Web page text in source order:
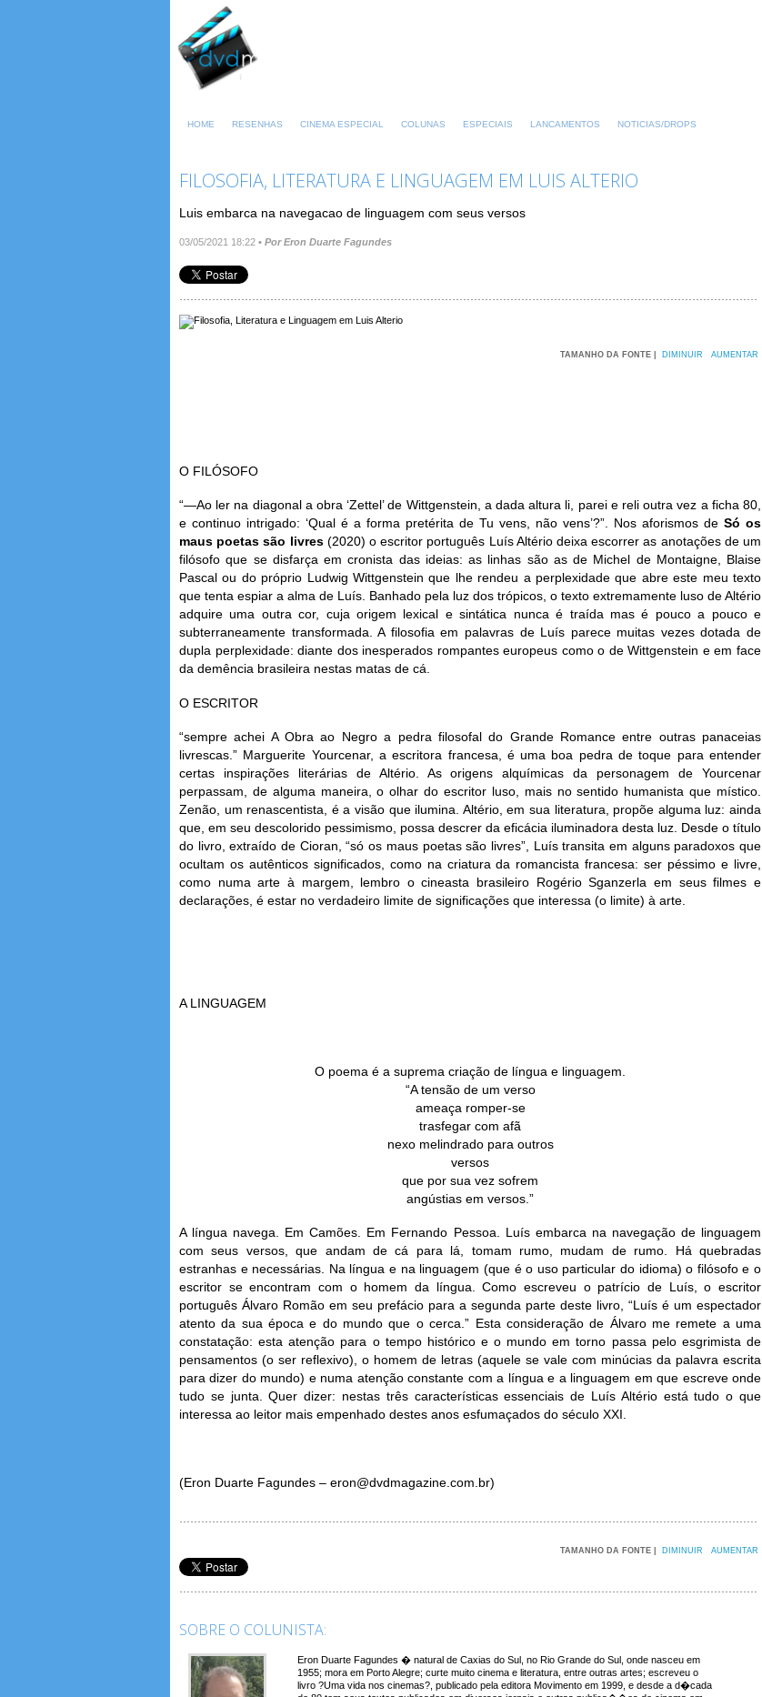
HOME RESENHAS CINEMA ESPECIAL COLUNAS ESPECIAIS LANCAMENTOS NOTICIAS/DROPS
FILOSOFIA, LITERATURA E LINGUAGEM EM LUIS ALTERIO
Luis embarca na navegacao de linguagem com seus versos
03/05/2021 18:22 • Por Eron Duarte Fagundes
TAMANHO DA FONTE | DIMINUIR AUMENTAR
O FILÓSOFO
“—Ao ler na diagonal a obra ‘Zettel’ de Wittgenstein, a dada altura li, parei e reli outra vez a ficha 80,
e continuo intrigado: ‘Qual é a forma pretérita de Tu vens, não vens’?”. Nos aforismos de Só os
maus poetas são livres (2020) o escritor português Luís Altério deixa escorrer as anotações de um
filósofo que se disfarça em cronista das ideias: as linhas são as de Michel de Montaigne, Blaise
Pascal ou do próprio Ludwig Wittgenstein que lhe rendeu a perplexidade que abre este meu texto
que tenta espiar a alma de Luís. Banhado pela luz dos trópicos, o texto extremamente luso de Altério
adquire uma outra cor, cuja origem lexical e sintática nunca é traída mas é pouco a pouco e
subterraneamente transformada. A filosofia em palavras de Luís parece muitas vezes dotada de
dupla perplexidade: diante dos inesperados rompantes europeus como o de Wittgenstein e em face
da demência brasileira nestas matas de cá.
O ESCRITOR
“sempre achei A Obra ao Negro a pedra filosofal do Grande Romance entre outras panaceias
livrescas.” Marguerite Yourcenar, a escritora francesa, é uma boa pedra de toque para entender
certas inspirações literárias de Altério. As origens alquímicas da personagem de Yourcenar
perpassam, de alguma maneira, o olhar do escritor luso, mais no sentido humanista que místico.
Zenão, um renascentista, é a visão que ilumina. Altério, em sua literatura, propõe alguma luz: ainda
que, em seu descolorido pessimismo, possa descrer da eficácia iluminadora desta luz. Desde o título
do livro, extraído de Cioran, “só os maus poetas são livres”, Luís transita em alguns paradoxos que
ocultam os autênticos significados, como na criatura da romancista francesa: ser péssimo e livre,
como numa arte à margem, lembro o cineasta brasileiro Rogério Sganzerla em seus filmes e
declarações, é estar no verdadeiro limite de significações que interessa (o limite) à arte.
A LINGUAGEM
O poema é a suprema criação de língua e linguagem.
“A tensão de um verso
ameaça romper-se
trasfegar com afã
nexo melindrado para outros
versos
que por sua vez sofrem
angústias em versos.”
A língua navega. Em Camões. Em Fernando Pessoa. Luís embarca na navegação de linguagem
com seus versos, que andam de cá para lá, tomam rumo, mudam de rumo. Há quebradas
estranhas e necessárias. Na língua e na linguagem (que é o uso particular do idioma) o filósofo e o
escritor se encontram com o homem da língua. Como escreveu o patrício de Luís, o escritor
português Álvaro Romão em seu prefácio para a segunda parte deste livro, “Luís é um espectador
atento da sua época e do mundo que o cerca.” Esta consideração de Álvaro me remete a uma
constatação: esta atenção para o tempo histórico e o mundo em torno passa pelo esgrimista de
pensamentos (o ser reflexivo), o homem de letras (aquele se vale com minúcias da palavra escrita
para dizer do mundo) e numa atenção constante com a língua e a linguagem em que escreve onde
tudo se junta. Quer dizer: nestas três características essenciais de Luís Altério está tudo o que
interessa ao leitor mais empenhado destes anos esfumaçados do século XXI.
(Eron Duarte Fagundes – eron@dvdmagazine.com.br)
TAMANHO DA FONTE | DIMINUIR AUMENTAR
SOBRE O COLUNISTA:
Eron Duarte Fagundes � natural de Caxias do Sul, no Rio Grande do Sul, onde nasceu em
1955; mora em Porto Alegre; curte muito cinema e literatura, entre outras artes; escreveu o
livro ?Uma vida nos cinemas?, publicado pela editora Movimento em 1999, e desde a d�cada